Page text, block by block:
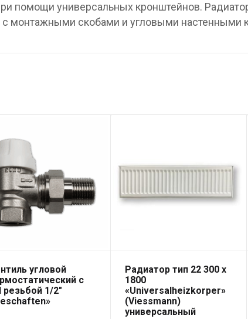
помощи универсальных кронштейнов.
с монтажными скобами и угловыми настенными
угловой
с
резьбой 1/2″
Радиатор тип 22 300 x
1800
«Universalheizkorper»
(Viessmann)
универсальный